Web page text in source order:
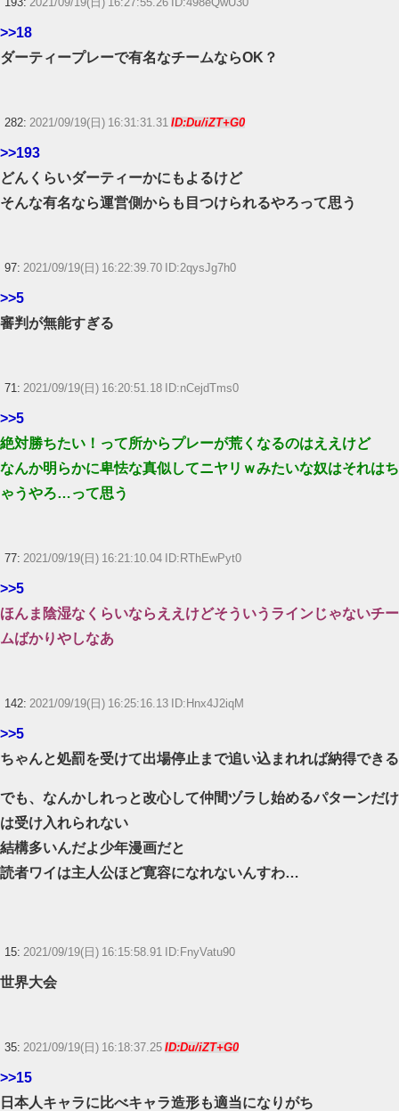
193: 2021/09/19(日) 16:27:55.26 ID:498eQwU30
>>18
ダーティープレーで有名なチームならOK？
282: 2021/09/19(日) 16:31:31.31 ID:Du/iZT+G0
>>193
どんくらいダーティーかにもよるけど
そんな有名なら運営側からも目つけられるやろって思う
97: 2021/09/19(日) 16:22:39.70 ID:2qysJg7h0
>>5
審判が無能すぎる
71: 2021/09/19(日) 16:20:51.18 ID:nCejdTms0
>>5
絶対勝ちたい！って所からプレーが荒くなるのはええけど
なんか明らかに卑怯な真似してニヤリｗみたいな奴はそれはち
ゃうやろ…って思う
77: 2021/09/19(日) 16:21:10.04 ID:RThEwPyt0
>>5
ほんま陰湿なくらいならええけどそういうラインじゃないチー
ムばかりやしなあ
142: 2021/09/19(日) 16:25:16.13 ID:Hnx4J2iqM
>>5
ちゃんと処罰を受けて出場停止まで追い込まれれば納得できる
でも、なんかしれっと改心して仲間ヅラし始めるパターンだけ
は受け入れられない
結構多いんだよ少年漫画だと
読者ワイは主人公ほど寛容になれないんすわ…
15: 2021/09/19(日) 16:15:58.91 ID:FnyVatu90
世界大会
35: 2021/09/19(日) 16:18:37.25 ID:Du/iZT+G0
>>15
日本人キャラに比べキャラ造形も適当になりがち